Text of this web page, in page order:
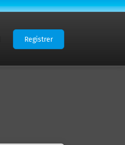
Registrer